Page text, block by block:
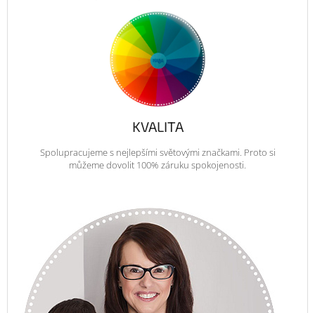
KVALITA
Spolupracujeme s nejlepšími světovými značkami. Proto si
můžeme dovolit 100% záruku spokojenosti.